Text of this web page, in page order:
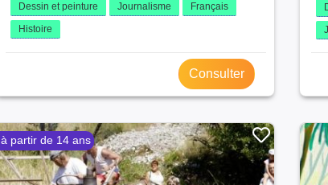
Dessin et peinture
Journalisme
Français
Histoire
Consulter
à partir de 14 ans